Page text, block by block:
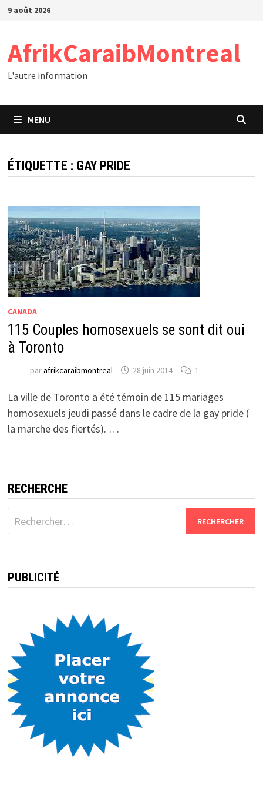
Passer
9 août 2026
AfrikCaraibMontreal
L'autre information
MENU
ÉTIQUETTE : GAY PRIDE
CANADA
115 Couples homosexuels se sont dit oui
à Toronto
parafrikcaraibmontreal 28 juin 2014 1
La ville de Toronto a été témoin de 115 mariages
homosexuels jeudi passé dans le cadre de la gay pride (
la marche des fiertés). …
RECHERCHE
Rechercher :
PUBLICITÉ